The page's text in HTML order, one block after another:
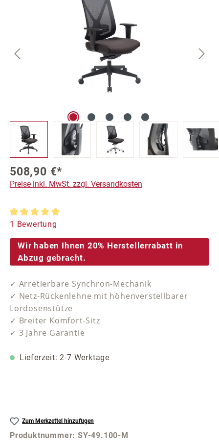
508,90 €*
Preise inkl. MwSt. zzgl. Versandkosten
Durchschnittliche Bewertung von 5 von 5 Sternen
1 Bewertung
Wir haben Ihnen 20% Herstellerrabatt in
Abzug gebracht.
✓ Arretierbare Synchron-Mechanik
✓ Netz-Rückenlehne mit höhenverstellbarer
Lordosenstütze
✓ Breiter Komfort-Sitz
✓ 3 Jahre Garantie
Lieferzeit: 2-7 Werktage
Zum Merkzettel hinzufügen
Produktnummer:SY-49.100-M